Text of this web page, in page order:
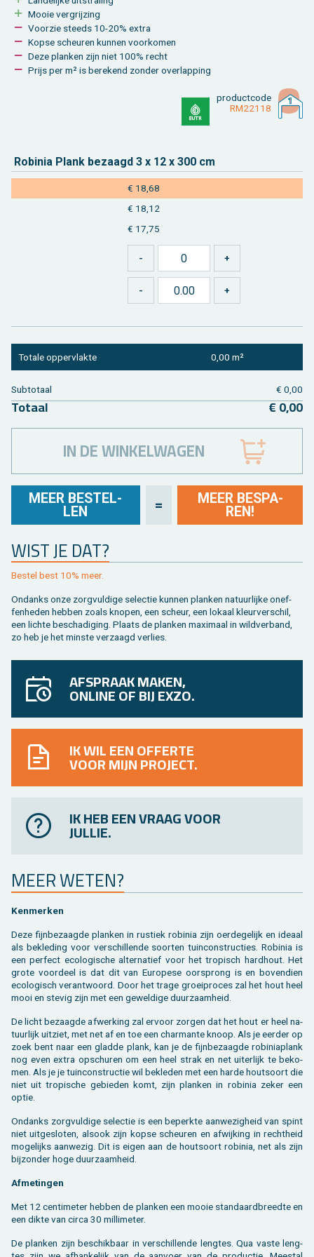
Mooie ver­grij­zing
Voor­zie steeds 10-20% extra
Kopse scheu­ren kun­nen voor­ko­men
Deze plan­ken zijn niet 100% recht
Prijs per m² is be­re­kend zon­der over­lap­ping
product­code
RM22118
Ro­bi­nia Plank be­zaagd 3 x 12 x 300 cm
€ 18,68
€ 18,12
€ 17,75
MEER BE­STEL­
LEN
=
MEER BE­SPA­
REN!
WIST JE DAT?
Be­stel best 10% meer.
On­danks onze zorg­vul­di­ge se­lec­tie kun­nen plan­ken na­tuur­lij­ke on­ef­
fen­he­den heb­ben zoals kno­pen, een scheur, een lo­kaal kleur­ver­schil,
een lich­te be­scha­di­ging. Plaats de plan­ken maxi­maal in wild­ver­band,
zo heb je het min­ste ver­zaagd ver­lies.
To­ta­le op­per­vlak­te 0,00 m²
Sub­to­taal € 0,00
To­taal € 0,00
IN DE WINKELWAGEN
AFSPRAAK MAKEN,
ONLINE OF BIJ EXZO.
IK WIL EEN OFFERTE
VOOR MIJN PROJECT.
IK HEB EEN VRAAG VOOR
JULLIE.
MEER WETEN?
Ken­mer­ken
Deze fijn­be­zaag­de plan­ken in rus­tiek ro­bi­nia zijn oer­de­ge­lijk en ide­aal
als be­kle­ding voor ver­schil­len­de soor­ten tuin­con­struc­ties. Ro­bi­nia is
een per­fect eco­lo­gi­sche al­ter­na­tief voor het tro­pisch hard­hout. Het
grote voor­deel is dat dit van Eu­ro­pe­se oor­sprong is en bo­ven­dien
eco­lo­gisch ver­ant­woord. Door het trage groei­pro­ces zal het hout heel
mooi en ste­vig zijn met een ge­wel­di­ge duur­zaam­heid.
De licht be­zaag­de af­wer­king zal er­voor zor­gen dat het hout er heel na­
tuur­lijk uit­ziet, met net af en toe een char­man­te knoop. Als je eer­der op
zoek bent naar een glad­de plank, kan je de fijn­be­zaag­de ro­bi­nia­plank
nog even extra op­schu­ren om een heel strak en net ui­ter­lijk te be­ko­
men. Als je je tuin­con­struc­tie wil be­kle­den met een harde hout­soort die
niet uit tro­pi­sche ge­bie­den komt, zijn plan­ken in ro­bi­nia zeker een
optie.
On­danks zorg­vul­di­ge se­lec­tie is een be­perk­te aan­we­zig­heid van spint
niet uit­ge­slo­ten, als­ook zijn kopse scheu­ren en af­wij­king in recht­heid
mo­ge­lijks aan­we­zig. Dit is eigen aan de hout­soort ro­bi­nia, net als zijn
bij­zon­der hoge duur­zaam­heid.
Af­me­tin­gen
Met 12 cen­ti­me­ter heb­ben de plan­ken een mooie stan­daard­breed­te en
een dikte van circa 30 mil­li­me­ter.
De plan­ken zijn be­schik­baar in ver­schil­len­de leng­tes. Qua vaste leng­